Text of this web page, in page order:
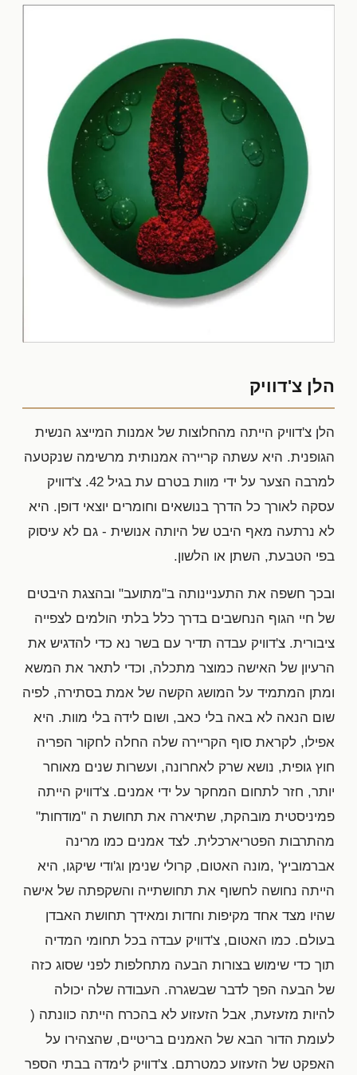
הלן צ'דוויק
הלן צ'דוויק הייתה מהחלוצות של אמנות המייצג הנשית
הגופנית. היא עשתה קריירה אמנותית מרשימה שנקטעה
למרבה הצער על ידי מוות בטרם עת בגיל 42. צ'דוויק
עסקה לאורך כל הדרך בנושאים וחומרים יוצאי דופן. היא
לא נרתעה מאף היבט של היותה אנושית - גם לא עיסוק
בפי הטבעת, השתן או הלשון.
ובכך חשפה את התעניינותה ב"מתועב" ובהצגת היבטים
של חיי הגוף הנחשבים בדרך כלל בלתי הולמים לצפייה
ציבורית. צ'דוויק עבדה תדיר עם בשר נא כדי להדגיש את
הרעיון של האישה כמוצר מתכלה, וכדי לתאר את המשא
ומתן המתמיד על המושג הקשה של אמת בסתירה, לפיה
שום הנאה לא באה בלי כאב, ושום לידה בלי מוות. היא
אפילו, לקראת סוף הקריירה שלה החלה לחקור הפריה
חוץ גופית, נושא שרק לאחרונה, ועשרות שנים מאוחר
יותר, חזר לתחום המחקר על ידי אמנים. צ'דוויק הייתה
פמיניסטית מובהקת, שתיארה את תחושת ה "מודחות"
מהתרבות הפטריארכלית. לצד אמנים כמו מרינה
אברמוביץ' ,מונה האטום, קרולי שנימן וג'ודי שיקגו, היא
הייתה נחושה לחשוף את תחושתייה והשקפתה של אישה
שהיו מצד אחד מקיפות וחדות ומאידך תחושת האבדן
בעולם. כמו האטום, צ'דוויק עבדה בכל תחומי המדיה
תוך כדי שימוש בצורות הבעה מתחלפות לפני שסוג כזה
של הבעה הפך לדבר שבשגרה. העבודה שלה יכולה
להיות מזעזעת, אבל הזעזוע לא בהכרח הייתה כוונתה (
לעומת הדור הבא של האמנים בריטיים, שהצהירו על
האפקט של הזעזוע כמטרתם. צ'דוויק לימדה בבתי הספר